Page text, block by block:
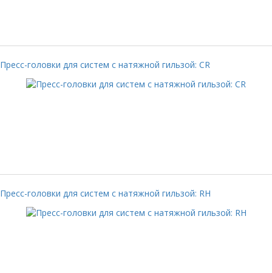
Пресс-головки для систем с натяжной гильзой: CR
Пресс-головки для систем с натяжной гильзой: RH